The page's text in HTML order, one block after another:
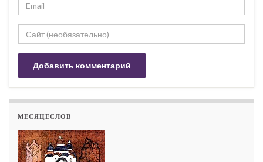
МЕСЯЦЕСЛОВ